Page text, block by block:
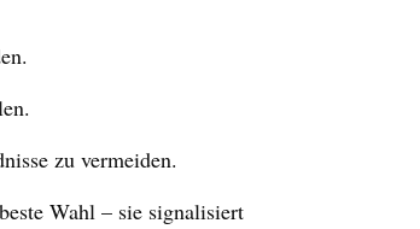
zu vermeiden.
Wahl – sie signalisiert